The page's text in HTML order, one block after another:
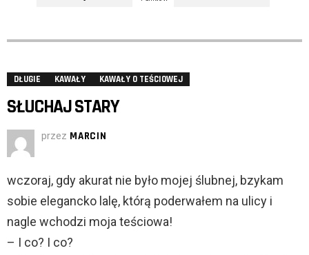
DŁUGIE KAWAŁY KAWAŁY O TEŚCIOWEJ
SŁUCHAJ STARY
przez MARCIN
wczoraj, gdy akurat nie było mojej ślubnej, bzykam
sobie elegancko lalę, którą poderwałem na ulicy i
nagle wchodzi moja teściowa!
– I co? I co?